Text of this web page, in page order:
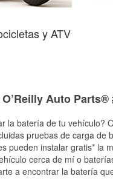
y ATV
Auto
la batería de tu vehículo?
pruebas de carga
pueden instalar gratis* la
cerca de mí o
a encontrar la batería